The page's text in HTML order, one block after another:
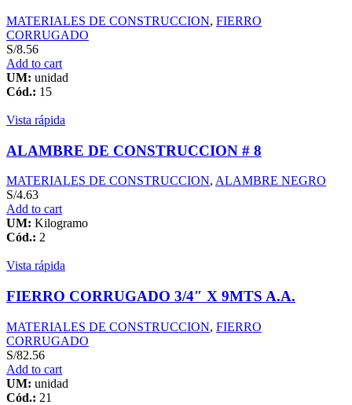
MATERIALES DE CONSTRUCCION, FIERRO
CORRUGADO
S/8.56
Add to cart
UM: unidad
Cód.: 15
Vista rápida
ALAMBRE DE CONSTRUCCION # 8
MATERIALES DE CONSTRUCCION, ALAMBRE NEGRO
S/4.63
Add to cart
UM: Kilogramo
Cód.: 2
Vista rápida
FIERRO CORRUGADO 3/4″ X 9MTS A.A.
MATERIALES DE CONSTRUCCION, FIERRO
CORRUGADO
S/82.56
Add to cart
UM: unidad
Cód.: 21